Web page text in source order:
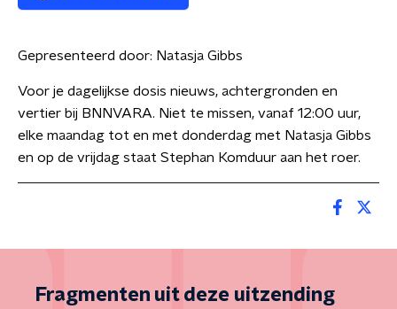
Gepresenteerd door: Natasja Gibbs
Voor je dagelijkse dosis nieuws, achtergronden en
vertier bij BNNVARA. Niet te missen, vanaf 12:00 uur,
elke maandag tot en met donderdag met Natasja Gibbs
en op de vrijdag staat Stephan Komduur aan het roer.
Fragmenten uit deze uitzending